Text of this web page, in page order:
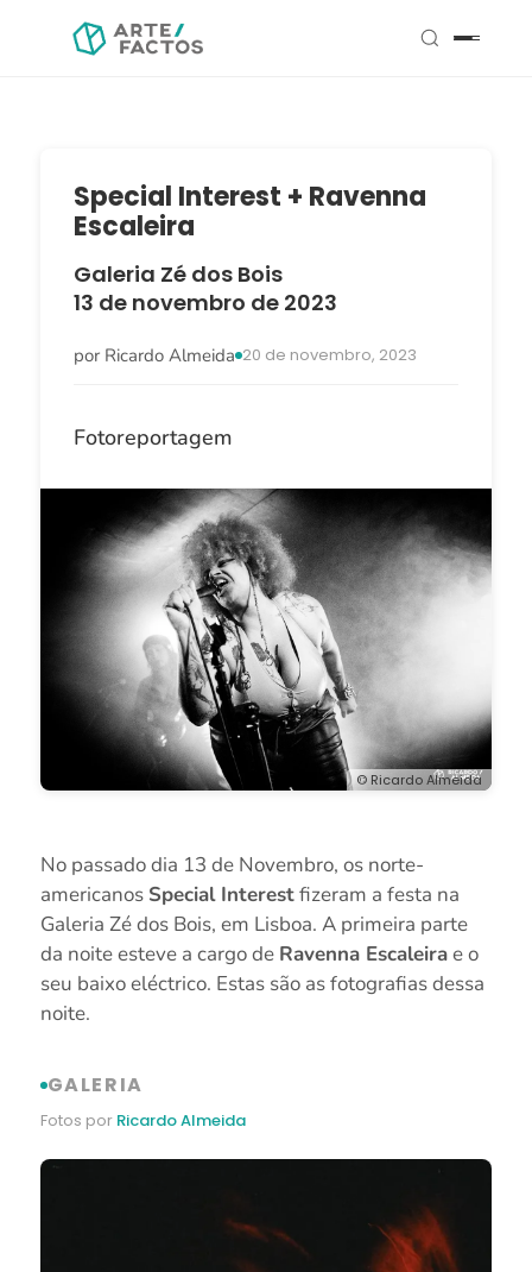
Special Interest + Ravenna
Escaleira
Galeria Zé dos Bois
13 de novembro de 2023
por Ricardo Almeida 20 de novembro, 2023
Fotoreportagem
© Ricardo Almeida
No passado dia 13 de Novembro, os norte-
americanos Special Interestfizeram a festa na
Galeria Zé dos Bois, em Lisboa. A primeira parte
da noite esteve a cargo de Ravenna Escaleirae o
seu baixo eléctrico. Estas são as fotografias dessa
noite.
GALERIA
Fotos por Ricardo Almeida